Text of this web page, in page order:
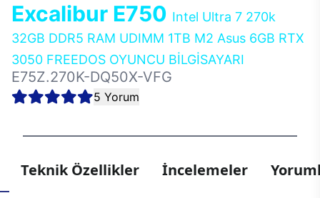
Excalibur E750 Intel Ultra 7 270k
32GB DDR5 RAM UDIMM 1TB M2 Asus 6GB RTX
3050 FREEDOS OYUNCU BİLGİSAYARI
E75Z.270K-DQ50X-VFG
5 Yorum
Teknik Özellikler İncelemeler